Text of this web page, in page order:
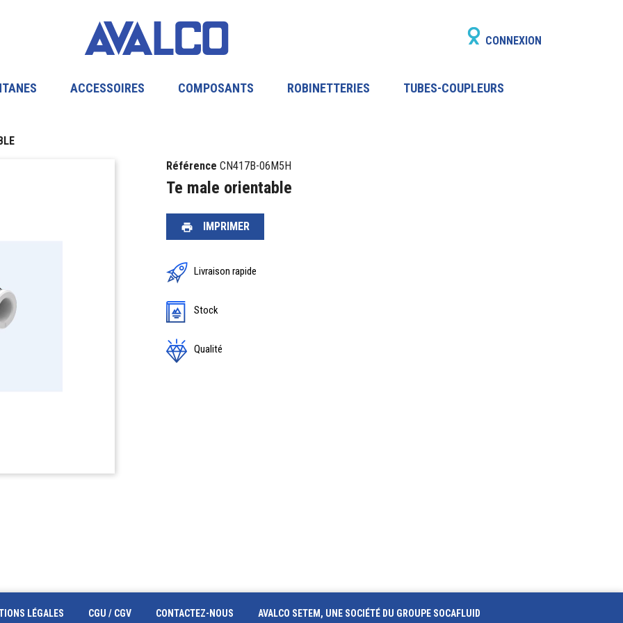
CONNEXION
ACCESSOIRES COMPOSANTS ROBINETTERIES TUBES-COUPLEURS
Référence CN417B-06M5H
Te male orientable
print IMPRIMER
Livraison rapide
Stock
Qualité
LÉGALES CGU / CGV CONTACTEZ-NOUS AVALCO SETEM, UNE SOCIÉTÉ DU GROUPE SOCAFLUID